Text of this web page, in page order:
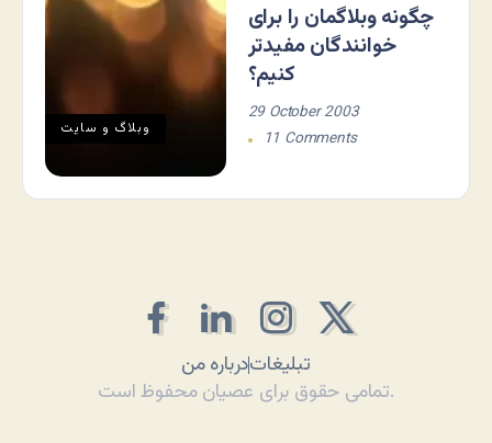
وبلاگ و سايت
چگونه وبلاگمان را برای
خوانندگان مفیدتر
کنیم؟
29 October 2003
11 Comments
درباره منتبلیغات
تمامی حقوق برای عصیان محفوظ است.